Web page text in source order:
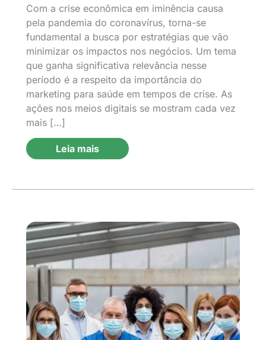
Com a crise econômica em iminência causa
pela pandemia do coronavírus, torna-se
fundamental a busca por estratégias que vão
minimizar os impactos nos negócios. Um tema
que ganha significativa relevância nesse
período é a respeito da importância do
marketing para saúde em tempos de crise. As
ações nos meios digitais se mostram cada vez
mais […]
Leia mais